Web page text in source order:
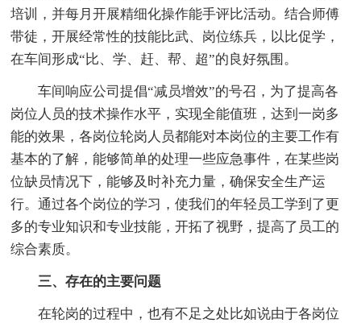
培训，并每月开展精细化操作能手评比活动。结合师傅
带徒，开展经常性的技能比武、岗位练兵，以比促学，
在车间形成“比、学、赶、帮、超”的良好氛围。
车间响应公司提倡“减员增效”的号召，为了提高各
岗位人员的技术操作水平，实现全能值班，达到一岗多
能的效果，各岗位轮岗人员都能对本岗位的主要工作有
基本的了解，能够简单的处理一些应急事件，在某些岗
位缺员情况下，能够及时补充力量，确保安全生产运
行。通过各个岗位的学习，使我们的年轻员工学到了更
多的专业知识和专业技能，开拓了视野，提高了员工的
综合素质。
三、存在的主要问题
在轮岗的过程中，也有不足之处比如说由于各岗位